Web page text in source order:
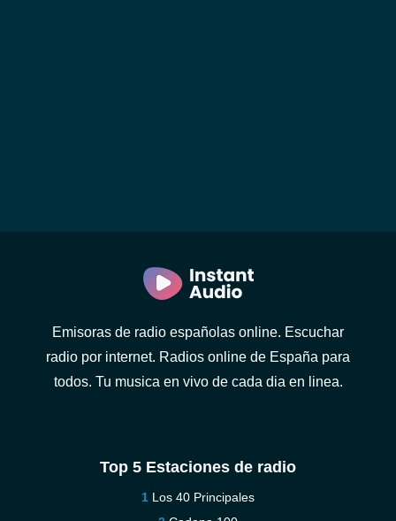
Emisoras de radio españolas online. Escuchar
radio por internet. Radios online de España para
todos. Tu musica en vivo de cada dia en linea.
Top 5 Estaciones de radio
Los 40 Principales